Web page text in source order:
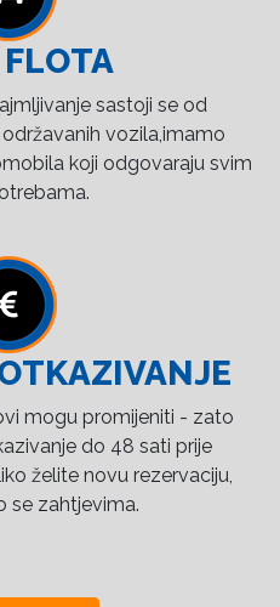
sastoji se od
vozila,imamo
koji odgovaraju svim
mogu promijeniti - zato
do 48 sati prije
želite novu rezervaciju,
se zahtjevima.